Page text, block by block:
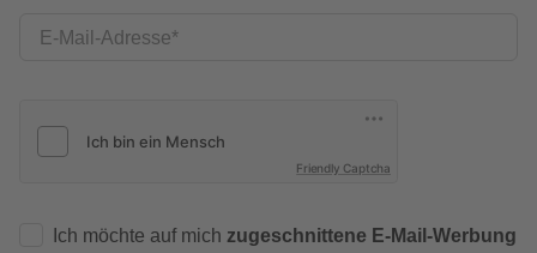
E-Mail-Adresse
Friendly Captcha
Ich möchte auf mich zugeschnittene E-Mail-Werbung